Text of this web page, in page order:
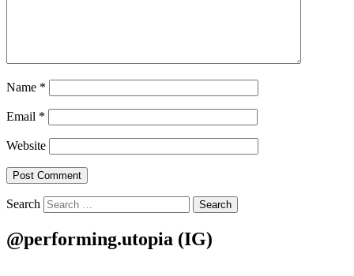
Name *
Email *
Website
Search
@performing.utopia (IG)